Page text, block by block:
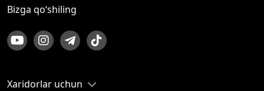
Bizga qo‘shiling
Xaridorlar uchun